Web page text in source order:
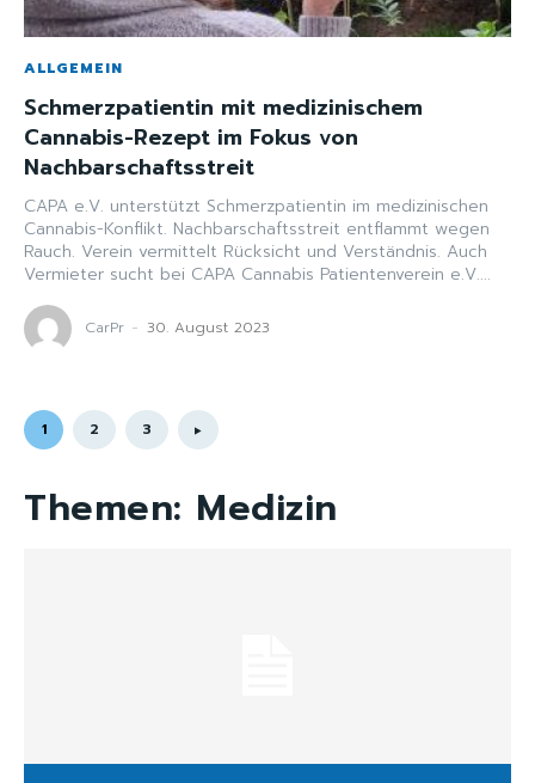
ALLGEMEIN
Schmerzpatientin mit medizinischem
Cannabis-Rezept im Fokus von
Nachbarschaftsstreit
CAPA e.V. unterstützt Schmerzpatientin im medizinischen
Cannabis-Konflikt. Nachbarschaftsstreit entflammt wegen
Rauch. Verein vermittelt Rücksicht und Verständnis. Auch
Vermieter sucht bei CAPA Cannabis Patientenverein e.V....
CarPr - 30. August 2023
1 2 3
Themen: Medizin